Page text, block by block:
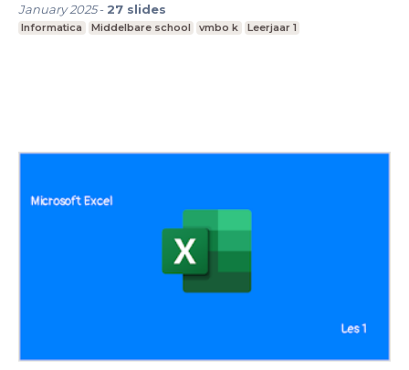
January 2025- 27 slides
Informatica Middelbare school vmbo k Leerjaar 1